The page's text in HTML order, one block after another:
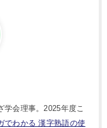
学会理事。2025年度こ
でわかる 漢字熟語の使